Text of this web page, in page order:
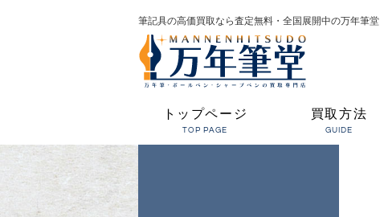
筆記具の高価買取なら査定無料・全国展開中の万年筆堂
トップページ
TOP PAGE
買取方法
GUIDE